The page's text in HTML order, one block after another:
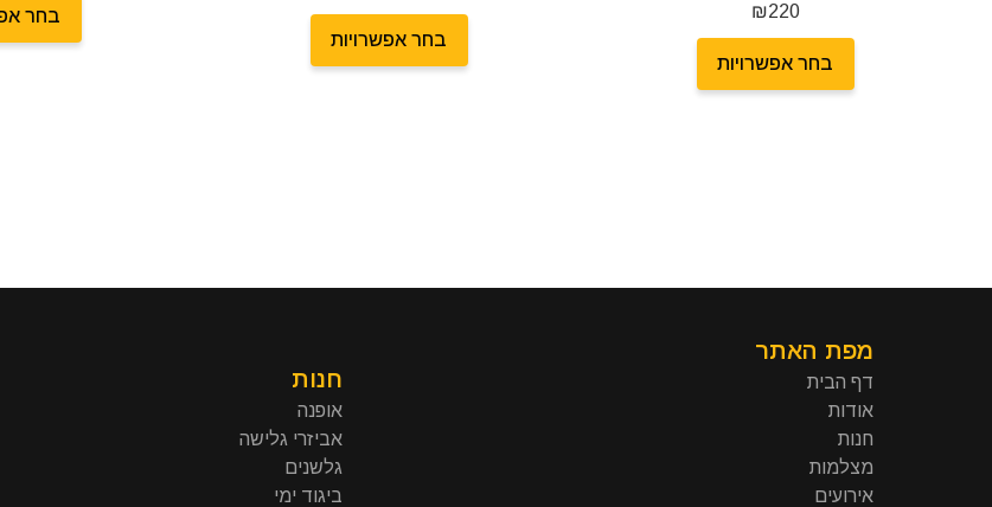
₪220
בחר אפשרויות
בחר אפשרויות
בחר
מפת האתר
דף הבית
אודות
חנות
מצלמות
אירועים
חנות
אופנה
אביזרי גלישה
גלשנים
ביגוד ימי